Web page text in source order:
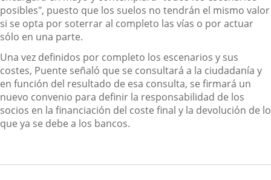
posibles", puesto que los suelos no tendrán el mismo valor
si se opta por soterrar al completo las vías o por actuar
sólo en una parte.
Una vez definidos por completo los escenarios y sus
costes, Puente señaló que se consultará a la ciudadanía y
en función del resultado de esa consulta, se firmará un
nuevo convenio para definir la responsabilidad de los
socios en la financiación del coste final y la devolución de lo
que ya se debe a los bancos.